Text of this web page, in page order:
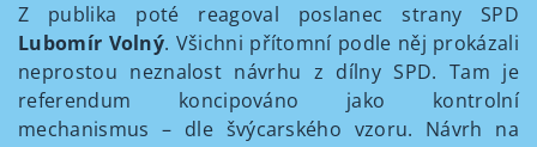
Z publika poté reagoval poslanec strany SPD
Lubomír Volný. Všichni přítomní podle něj prokázali
neprostou neznalost návrhu z dílny SPD. Tam je
referendum koncipováno jako kontrolní
mechanismus – dle švýcarského vzoru. Návrh na